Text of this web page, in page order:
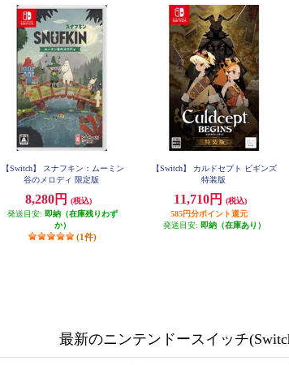
【Switch】 スナフキン：ムーミン
谷のメロディ 限定版
8,280円
(税込)
発送目安: 即納（在庫残りわず
か）
(1件)
【Switch】 カルドセプト ビギンズ
特装版
11,710円
(税込)
585円分ポイント還元
発送目安: 即納（在庫あり）
最新のニンテンドースイッチ